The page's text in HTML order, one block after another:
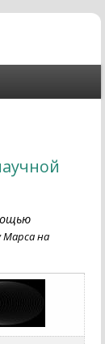
Марса на